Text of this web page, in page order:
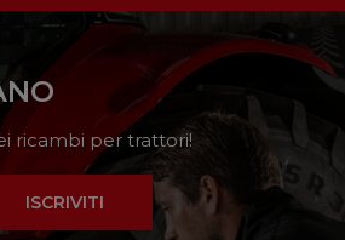
ricambi per trattori!
ISCRIVITI